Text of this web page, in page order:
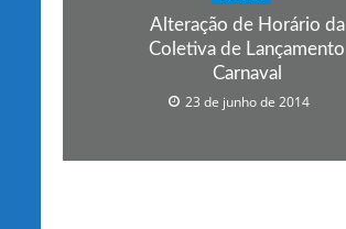
Alteração de Horário da
Coletiva de Lançamento
Carnaval
23 de junho de 2014